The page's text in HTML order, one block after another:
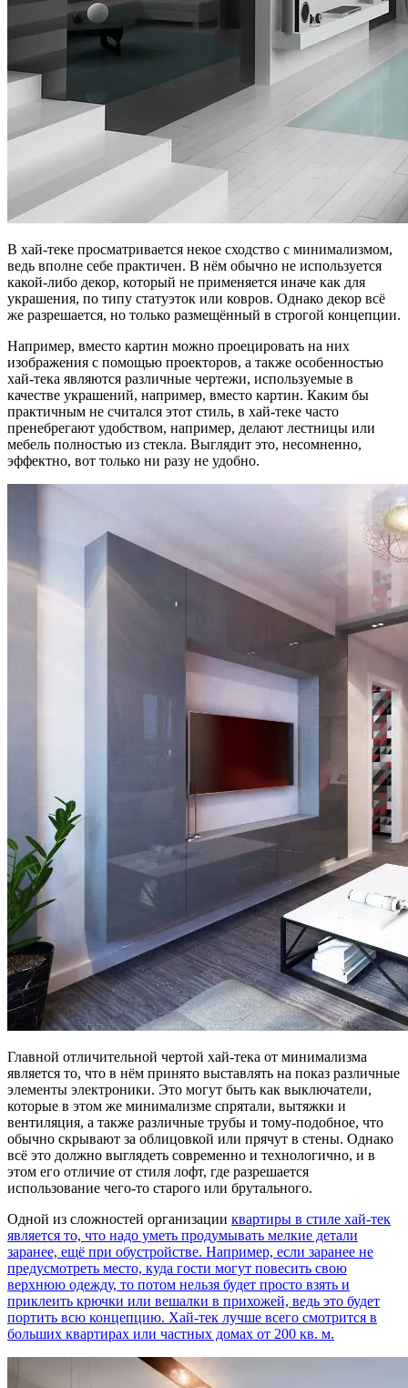
В хай-теке просматривается некое сходство с минимализмом,
ведь вполне себе практичен. В нём обычно не используется
какой-либо декор, который не применяется иначе как для
украшения, по типу статуэток или ковров. Однако декор всё
же разрешается, но только размещённый в строгой концепции.
Например, вместо картин можно проецировать на них
изображения с помощью проекторов, а также особенностью
хай-тека являются различные чертежи, используемые в
качестве украшений, например, вместо картин. Каким бы
практичным не считался этот стиль, в хай-теке часто
пренебрегают удобством, например, делают лестницы или
мебель полностью из стекла. Выглядит это, несомненно,
эффектно, вот только ни разу не удобно.
Главной отличительной чертой хай-тека от минимализма
является то, что в нём принято выставлять на показ различные
элементы электроники. Это могут быть как выключатели,
которые в этом же минимализме спрятали, вытяжки и
вентиляция, а также различные трубы и тому-подобное, что
обычно скрывают за облицовкой или прячут в стены. Однако
всё это должно выглядеть современно и технологично, и в
этом его отличие от стиля лофт, где разрешается
использование чего-то старого или брутального.
Одной из сложностей организации квартиры в стиле хай-тек
является то, что надо уметь продумывать мелкие детали
заранее, ещё при обустройстве. Например, если заранее не
предусмотреть место, куда гости могут повесить свою
верхнюю одежду, то потом нельзя будет просто взять и
приклеить крючки или вешалки в прихожей, ведь это будет
портить всю концепцию. Хай-тек лучше всего смотрится в
больших квартирах или частных домах от 200 кв. м.